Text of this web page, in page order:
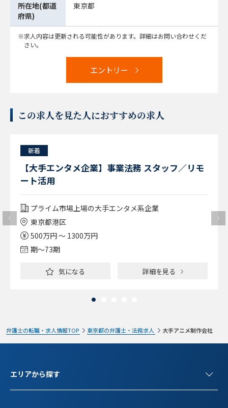
所在地(都道
府県)
東京都
求人内容は更新される可能性があります。詳細はお問い合わせくだ
さい。
エントリー
この求人を見た人におすすめの求人
新着
【大手エンタメ企業】事業法務 スタッフ／リモ
ート活用
プライム市場上場の大手エンタメ系企業
東京都港区
500万円 ～ 1300万円
期〜73期
気になる 詳細を見る
弁護士の転職・求人情報TOP 東京都の弁護士・法務求人 大手アニメ制作会社
エリアから探す